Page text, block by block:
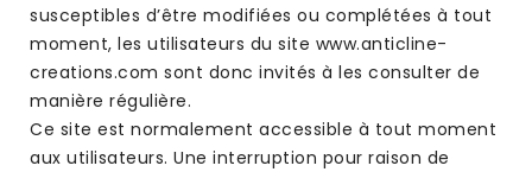
susceptibles d’être modifiées ou complétées à tout
moment, les utilisateurs du site www.anticline-
creations.com sont donc invités à les consulter de
manière régulière.
Ce site est normalement accessible à tout moment
aux utilisateurs. Une interruption pour raison de